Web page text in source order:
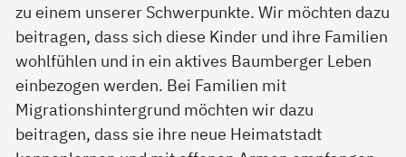
zu einem unserer Schwerpunkte. Wir möchten dazu
beitragen, dass sich diese Kinder und ihre Familien
wohlfühlen und in ein aktives Baumberger Leben
einbezogen werden. Bei Familien mit
Migrationshintergrund möchten wir dazu
beitragen, dass sie ihre neue Heimatstadt